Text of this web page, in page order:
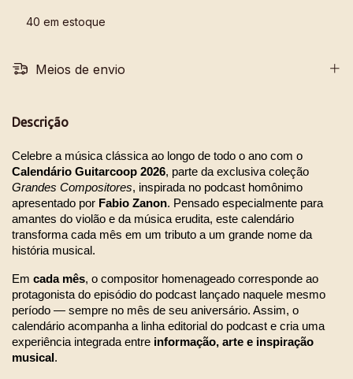
40 em estoque
Meios de envio
Descrição
Calendário Guitarcoop 2026
Grandes Compositores, inspirada no podcast homônimo
apresentado por Fabio Zanon. Pensado especialmente para
amantes do violão e da música erudita, este calendário
transforma cada mês em um tributo a um grande nome da
história musical.
Em cada mês, o compositor homenageado corresponde ao
protagonista do episódio do podcast lançado naquele mesmo
período — sempre no mês de seu aniversário. Assim, o
calendário acompanha a linha editorial do podcast e cria uma
experiência integrada entre informação, arte e inspiração
musical .